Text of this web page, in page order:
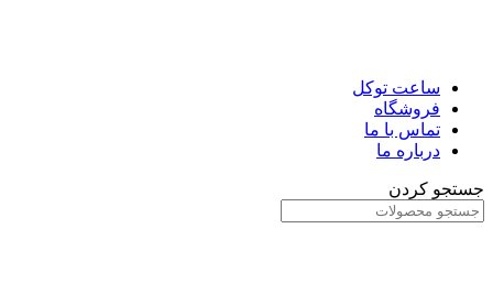
ساعت توکل
فروشگاه
تماس با ما
درباره ما
جستجو کردن